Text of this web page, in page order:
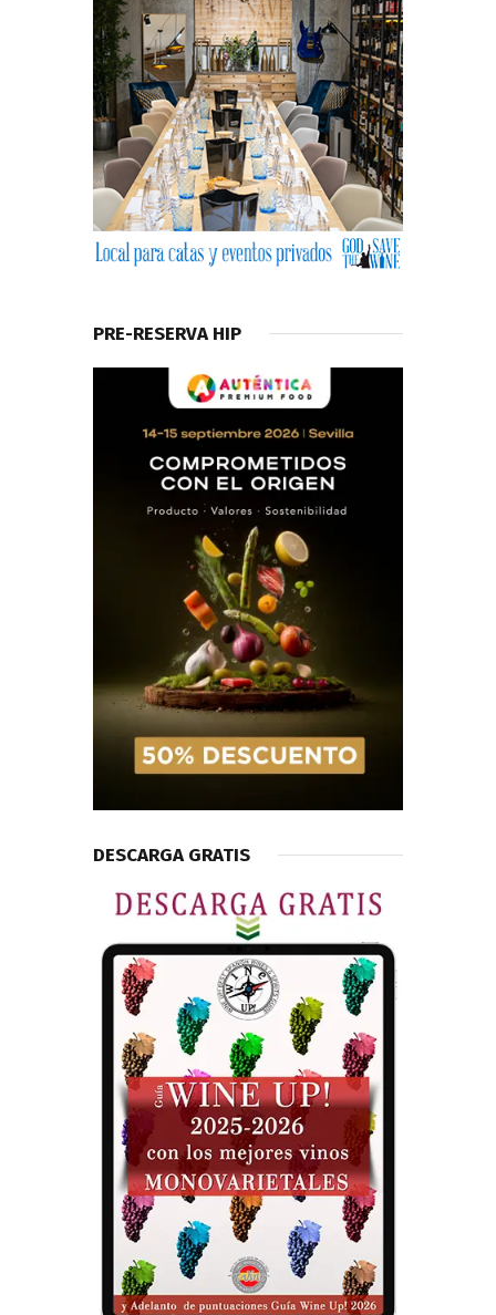
PRE-RESERVA HIP
DESCARGA GRATIS